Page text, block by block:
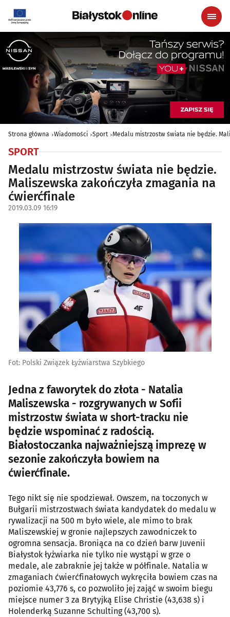
Strona główna Wiadomości Sport Medalu mistrzostw świata nie będzie.
SPORT
Medalu mistrzostw świata nie będzie.
Maliszewska zakończyła zmagania na
ćwierćfinale
2019.03.09 16:19
Fot: Polski Związek Łyżwiarstwa Szybkiego
Jedna z faworytek do złota - Natalia
Maliszewska - rozgrywanych w Sofii
mistrzostw świata w short-tracku nie
będzie wspominać z radością.
Białostoczanka najważniejszą imprezę w
sezonie zakończyła bowiem na
ćwierćfinale.
Tego nikt się nie spodziewał. Owszem, na toczonych w
Bułgarii mistrzostwach świata kandydatek do medalu w
rywalizacji na 500 m było wiele, ale mimo to brak
Maliszewskiej w gronie najlepszych zawodniczek to
ogromna sensacja. Broniąca na co dzień barw Juvenii
Białystok łyżwiarka nie tylko nie wystąpi w grze o
medale, ale zabraknie jej także w półfinale. Natalia w
zmaganiach ćwierćfinałowych wykręciła bowiem czas na
poziomie 43,776 s, co pozwoliło jej zająć w swoim biegu
miejsce numer 3 za Brytyjką Elise Christie (43,638 s) i
Holenderką Suzanne Schulting (43,700 s).